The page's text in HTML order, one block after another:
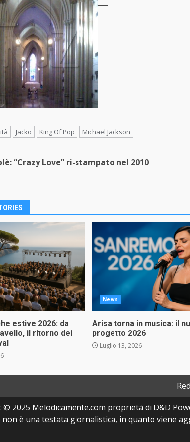
Jacko King Of Pop Michael Jackson
“Crazy Love” ri-stampato nel 2010
estive 2026: da
il ritorno dei
News
Arisa torna in musica: il
progetto 2026
Luglio 13, 2026
2025 Melodicamente.com proprietà di D&D
è una testata giornalistica, in quanto viene